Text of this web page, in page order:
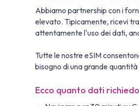
Abbiamo partnership con i
elevato. Tipicamente, ricevi
attentamente l'uso dei dati,
Tutte le nostre eSIM
bisogno di una grande
Ecco quanto dati